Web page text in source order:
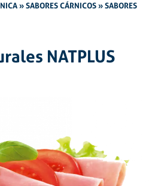
»SABORES CÁRNICOS» SABORES
NATPLUS